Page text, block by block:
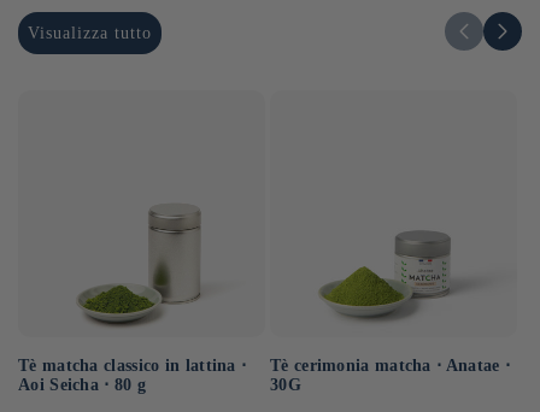
Visualizza tutto
Tè matcha classico in lattina ⋅
Aoi Seicha ⋅ 80 g
Tè cerimonia matcha ⋅ Anatae ⋅
30G